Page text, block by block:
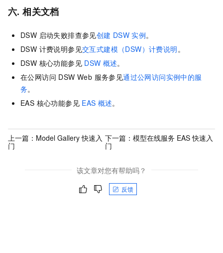
六. 相关文档
DSW 启动失败排查参见创建 DSW 实例。
DSW 计费说明参见交互式建模（DSW）计费说明 。
DSW 核心功能参见 DSW 概述。
在公网访问 DSW Web 服务参见通过公网访问实例中的服
务。
EAS 核心功能参见 EAS 概述。
上一篇： Model Gallery 快速入
门
下一篇：模型在线服务 EAS 快速入
门
该文章对您有帮助吗？
反馈